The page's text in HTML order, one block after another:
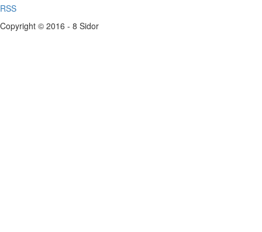
RSS
Copyright © 2016 - 8 Sidor